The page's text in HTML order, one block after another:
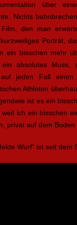
über
Nichts
den man
Porträt,
ein bisschen mehr
absolutes Muss,
auf jeden Fall
Athleten
ist es ein
ich ein bisschen
privat auf dem
Wurf“ ist seit dem